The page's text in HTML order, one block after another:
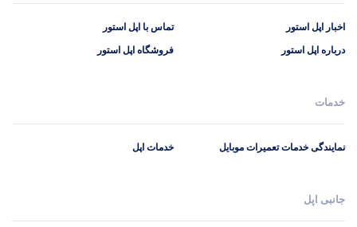
اخبار اپل استور
درباره اپل استور
تماس با اپل استور
فروشگاه اپل استور
خدمات
نمایندگی خدمات تعمیرات موبایل خدمات اپل
جانبی اپل